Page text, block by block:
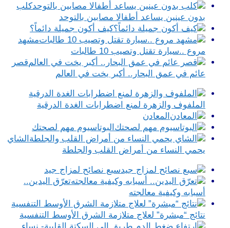
كلب
بدون عينين يساعد أطفالا مصابين بالتوحد
كيف أكون جميلة دائماً؟
مشهد
مروع ..سيارة تقتل وتصيب 10 طالبات
قصر
عائم في عمق البحار.. أكبر يخت في العالم
الملفوف والزهرة لمنع اضطرابات الغدة الدرقية
المعادن
البوتاسيوم مهم لصحتك
الشاي
يحمي النساء من أمراض القلب والجلطة
سبع نصائح لمزاج جيد
تعرّق اليدين..
أسبابه وكيفية معالجته
نتائج “مبشرة” لعلاج متلازمة الشرق الأوسط التنفسية